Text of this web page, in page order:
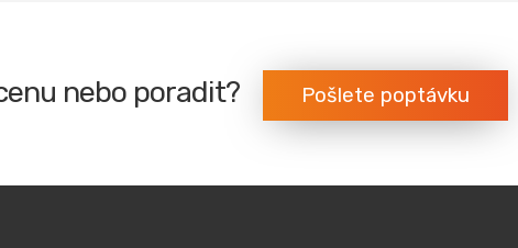
nebo poradit? Pošlete poptávku